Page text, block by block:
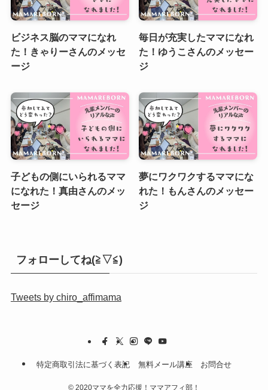
ビジネス脳のママになれ
た！きゃりーさんのメッセ
ージ
毎日が充実したママになれ
た！ゆうこさんのメッセー
ジ
子どもの側にいられるママ
になれた！真由さんのメッ
セージ
夢にワクワクするママにな
れた！もんさんのメッセー
ジ
フォローしてね(≧▽≦)
Tweets by chiro_affimama
特定商取引法に基づく表記 無料メール講座 お問合せ
© 2020ママを全力応援！ママアフィ部！